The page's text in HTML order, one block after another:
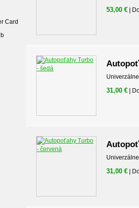
53,00 € |
31,00 € |
31,00 € |